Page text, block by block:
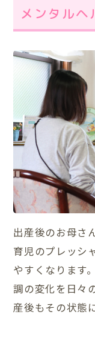
メンタルヘ
出産後のお母さ
育児のプレッシ
やすくなります
調の変化を日々
産後もその状態